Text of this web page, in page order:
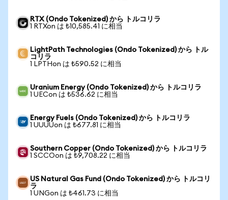
RTX (Ondo Tokenized) から トルコリラ
1 RTXon は ₺10,585.41 に相当
LightPath Technologies (Ondo Tokenized) から トル
コリラ
1 LPTHon は ₺590.52 に相当
Uranium Energy (Ondo Tokenized) から トルコリラ
1 UECon は ₺536.62 に相当
Energy Fuels (Ondo Tokenized) から トルコリラ
1 UUUUon は ₺677.81 に相当
Southern Copper (Ondo Tokenized) から トルコリラ
1 SCCOon は ₺9,708.22 に相当
US Natural Gas Fund (Ondo Tokenized) から トルコリ
ラ
1 UNGon は ₺461.73 に相当